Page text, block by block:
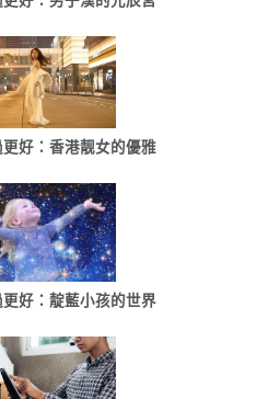
好：香港靓女的優雅
好：靛藍小孩的世界